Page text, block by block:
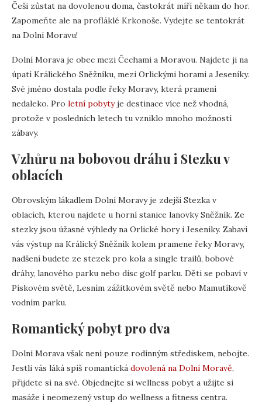
Češi zůstat na dovolenou doma, častokrát míří někam do hor.
Zapomeňte ale na profláklé Krkonoše. Vydejte se tentokrát
na Dolní Moravu!
Dolní Morava je obec mezi Čechami a Moravou. Najdete ji na
úpatí Králického Sněžníku, mezi Orlickými horami a Jeseníky.
Své jméno dostala podle řeky Moravy, která pramení
nedaleko. Pro letní pobytyje destinace více než vhodná,
protože v posledních letech tu vzniklo mnoho možností
zábavy.
Vzhůru na bobovou dráhu i Stezku v
oblacích
Obrovským lákadlem Dolní Moravy je zdejší Stezka v
oblacích, kterou najdete u horní stanice lanovky Sněžník. Ze
stezky jsou úžasné výhledy na Orlické hory i Jeseníky. Zabaví
vás výstup na Králický Sněžník kolem pramene řeky Moravy,
nadšení budete ze stezek pro kola a single trailů, bobové
dráhy, lanového parku nebo disc golf parku. Děti se pobaví v
Pískovém světě, Lesním zážitkovém světě nebo Mamutíkově
vodním parku.
Romantický pobyt pro dva
Dolní Morava však není pouze rodinným střediskem, nebojte.
Jestli vás láká spíš romantická dovolená na Dolní Moravě,
přijdete si na své. Objednejte si wellness pobyt a užijte si
masáže i neomezený vstup do wellness a fitness centra.